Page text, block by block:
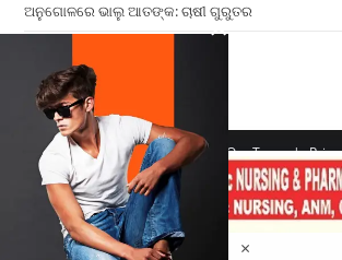
ଅନୁଗୋଳରେ ଭାଲୁ ଆତଙ୍କ: ଚାଷୀ ଗୁରୁତର
Home Contact us Our Team
Terms & Conditions
Copyright 2026 - ATV Angul All Rights
Made with ❤️ By UPDIGIT
×
×